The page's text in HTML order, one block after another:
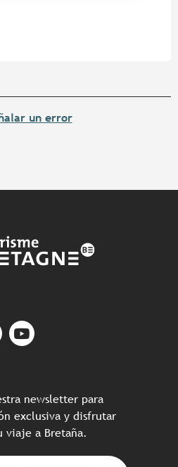
un error
newsletter para
exclusiva y disfrutar
viaje a Bretaña.